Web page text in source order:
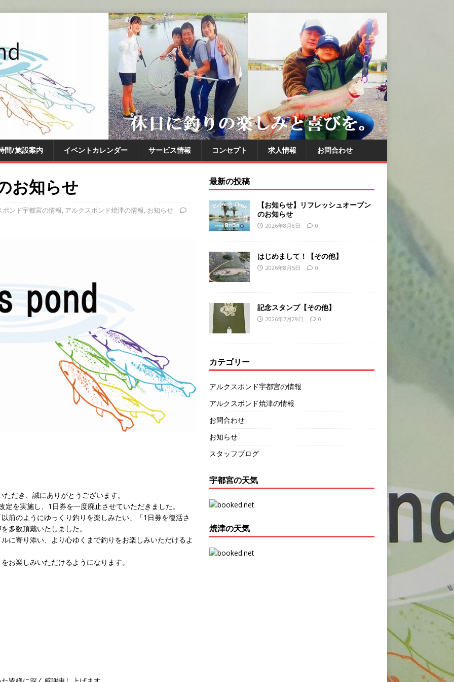
間/施設案内 イベントカレンダー サービス情報 コンセプト 求人情報 お問合わせ
お知らせ
ポンド宇都宮の情報, アルクスポンド焼津の情報, お知らせ
だき、誠にありがとうございます。
を実施し、1日券を一度廃止させていただきました。
前のようにゆっくり釣りを楽しみたい」「1日券を復活さ
多数頂戴いたしました。
に寄り添い、より心ゆくまで釣りをお楽しみいただけるよ
お楽しみいただけるようになります。
最新の投稿
【お知らせ】リフレッシュオープン
のお知らせ
2026年8月8日 0
はじめまして！【その他】
2026年8月5日 0
記念スタンプ【その他】
2026年7月29日 0
カテゴリー
アルクスポンド宇都宮の情報
アルクスポンド焼津の情報
お問合わせ
お知らせ
スタッフブログ
宇都宮の天気
焼津の天気